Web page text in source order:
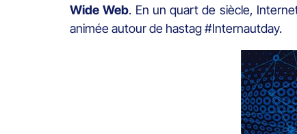
Wide Web. En un quart de siècle,
animée autour de hastag #Internautday.